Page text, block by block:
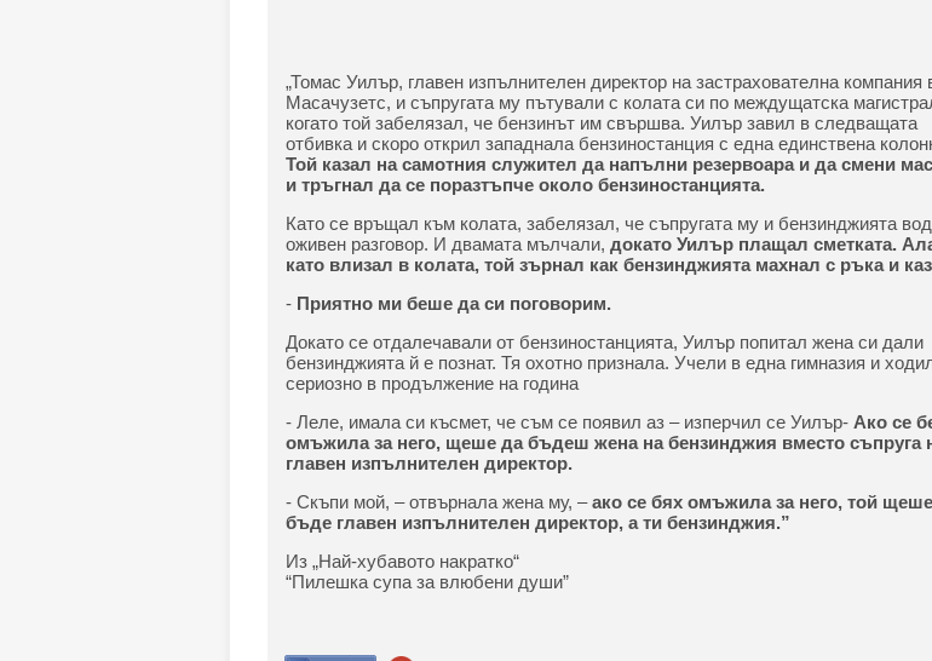
„Томас Уилър, главен изпълнителен директор на застрахователна компания
Масачузетс, и съпругата му пътували с колата си по междущатска
когато той забелязал, че бензинът им свършва. Уилър завил в следващата
отбивка и скоро открил западнала бензиностанция с една единствена
Той казал на самотния служител да напълни резервоара и да смени
и тръгнал да се поразтъпче около бензиностанцията.
Като се връщал към колата, забелязал, че съпругата му и бензинджията
оживен разговор. И двамата мълчали, докато Уилър плащал сметката.
като влизал в колата, той зърнал как бензинджията махнал с ръка и
- Приятно ми беше да си поговорим.
Докато се отдалечавали от бензиностанцията, Уилър попитал жена си дали
бензинджията й е познат. Тя охотно признала. Учели в една гимназия и
сериозно в продължение на година
- Леле, имала си късмет, че съм се появил аз – изперчил се Уилър- Ако се
омъжила за него, щеше да бъдеш жена на бензинджия вместо съпруга
главен изпълнителен директор.
- Скъпи мой, – отвърнала жена му, –ако се бях омъжила за него, той
бъде главен изпълнителен директор, а ти бензинджия.”
Из „Най-хубавото накратко“
“Пилешка супа за влюбени души”